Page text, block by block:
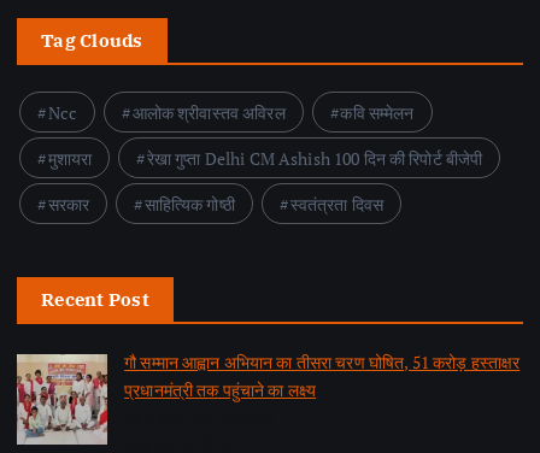
Tag Clouds
Ncc आलोक श्रीवास्तव अविरल
कवि सम्मेलन
मुशायरा
रेखा गुप्ता Delhi CM Ashish 100 दिन की रिपोर्ट बीजेपी
सरकार
साहित्यिक गोष्ठी स्वतंत्रता दिवस
Recent Post
गौ सम्मान आह्वान अभियान का तीसरा चरण घोषित, 51 करोड़ हस्ताक्षर
प्रधानमंत्री तक पहुंचाने का लक्ष्य